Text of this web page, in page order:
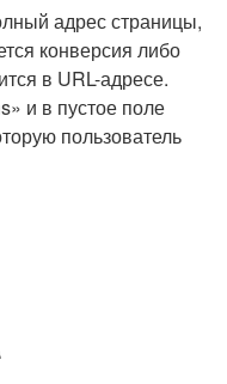
адрес страницы,
конверсия либо
в URL-адресе.
и в пустое поле
пользователь